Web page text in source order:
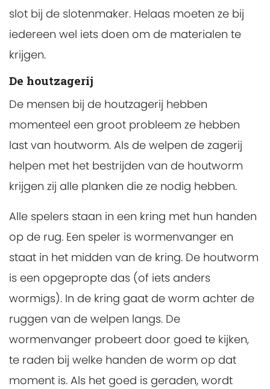
slot bij de slotenmaker. Helaas moeten ze bij
iedereen wel iets doen om de materialen te
krijgen.
De houtzagerij
De mensen bij de houtzagerij hebben
momenteel een groot probleem ze hebben
last van houtworm. Als de welpen de zagerij
helpen met het bestrijden van de houtworm
krijgen zij alle planken die ze nodig hebben.
Alle spelers staan in een kring met hun handen
op de rug. Een speler is wormenvanger en
staat in het midden van de kring. De houtworm
is een opgepropte das (of iets anders
wormigs). In de kring gaat de worm achter de
ruggen van de welpen langs. De
wormenvanger probeert door goed te kijken,
te raden bij welke handen de worm op dat
moment is. Als het goed is geraden, wordt